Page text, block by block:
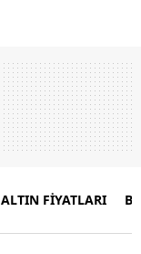
ALTIN FİYATLARI